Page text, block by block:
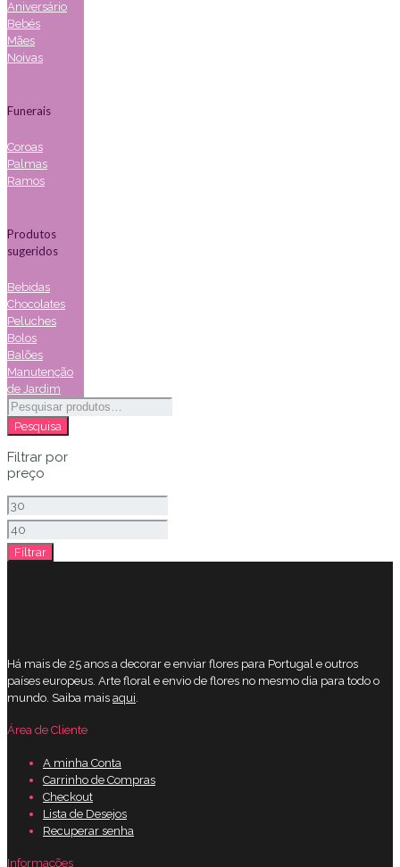
Aniversário
Bebés
Mães
Noivas
Funerais
Coroas
Palmas
Ramos
Produtos
sugeridos
Bebidas
Chocolates
Peluches
Bolos
Balões
Manutenção
de Jardim
Pesquisar
por:
Pesquisa
Filtrar por
preço
Preço
mínimo
Preço
máximo
Filtrar
Há mais de 25 anos a decorar e enviar flores para Portugal e outros
países europeus. Arte floral e envio de flores no mesmo dia para todo o
mundo. Saiba mais aqui.
Área de Cliente
A minha Conta
Carrinho de Compras
Checkout
Lista de Desejos
Recuperar senha
Informações